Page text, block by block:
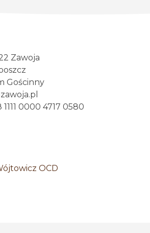
Zawoja
Gościnny
0000 4717 0580
OCD